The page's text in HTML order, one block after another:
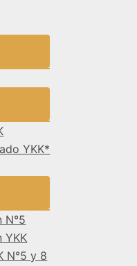
YKK*
N°5
YKK
N°5 y 8